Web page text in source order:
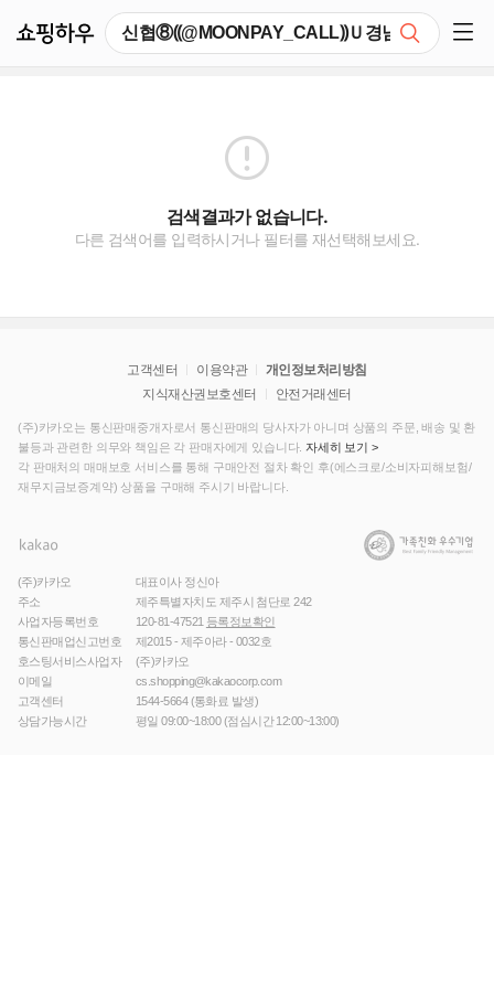
검색결과가 없습니다.
다른 검색어를 입력하시거나 필터를 재선택해보세요.
고객센터 이용약관
개인정보처리방침
지식재산권보호센터
안전거래센터
(주)카카오는 통신판매중개자로서 통신판매의 당사자가 아니며 상품의 주문, 배송 및 환
불등과 관련한 의무와 책임은 각 판매자에게 있습니다. 자세히 보기 >
각 판매처의 매매보호 서비스를 통해 구매안전 절차 확인 후(에스크로/소비자피해보험/
재무지금보증계약) 상품을 구매해 주시기 바랍니다.
(주)카카오
대표이사 정신아
주소
제주특별자치도 제주시 첨단로 242
사업자등록번호
120-81-47521 등록정보확인
통신판매업신고번호
제2015 - 제주아라 - 0032호
호스팅서비스사업자
(주)카카오
이메일
cs.shopping@kakaocorp.com
고객센터
1544-5664(통화료 발생)
상담가능시간
평일 09:00~18:00 (점심시간 12:00~13:00)